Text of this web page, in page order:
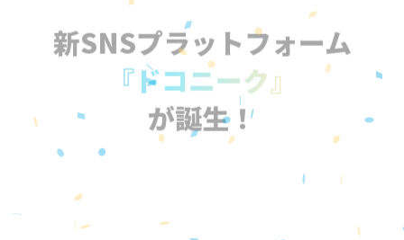
新SNSプラットフォーム
『ドコニーク』
が誕生！